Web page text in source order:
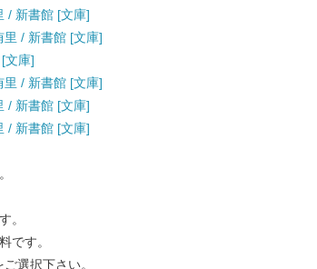
/ 新書館 [文庫]
/ 新書館 [文庫]
文庫]
/ 新書館 [文庫]
/ 新書館 [文庫]
/ 新書館 [文庫]
。
です。
選択下さい。